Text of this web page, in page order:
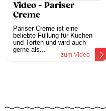
Video - Pariser
Creme
Pariser Creme ist eine
beliebte Füllung für Kuchen
und Torten und wird auch
gerne als...
zum Video